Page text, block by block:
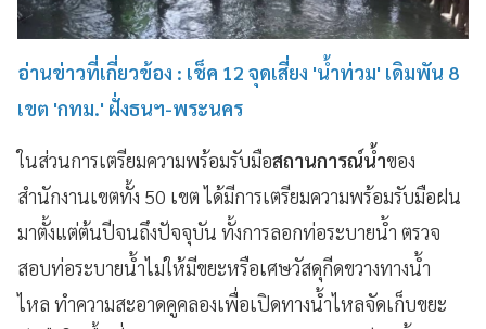
อ่านข่าวที่เกี่ยวข้อง : เช็ค 12 จุดเสี่ยง 'น้ำท่วม' เดิมพัน 8
เขต 'กทม.' ฝั่งธนฯ-พระนคร
ในส่วนการเตรียมความพร้อมรับมือสถานการณ์น้ำของ
สำนักงานเขตทั้ง 50 เขต ได้มีการเตรียมความพร้อมรับมือฝน
มาตั้งแต่ต้นปีจนถึงปัจจุบัน ทั้งการลอกท่อระบายน้ำ ตรวจ
สอบท่อระบายน้ำไม่ให้มีขยะหรือเศษวัสดุกีดขวางทางน้ำ
ไหล ทำความสะอาดคูคลองเพื่อเปิดทางน้ำไหลจัดเก็บขยะ